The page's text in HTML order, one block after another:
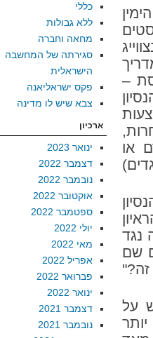
מדריך
–
הנסיון
או
נגד
שם
על
כללי
ללא גבולות
מחאה וחברה
סגירתה של המחשבה
הישראלית
פקס ישראליאנה
צבא שיש לו מדינה
ארכיון
ינואר 2023
דצמבר 2022
נובמבר 2022
אוקטובר 2022
ספטמבר 2022
יולי 2022
מאי 2022
אפריל 2022
פברואר 2022
ינואר 2022
דצמבר 2021
נובמבר 2021